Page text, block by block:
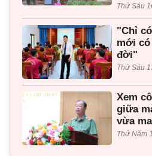
Thứ Sáu
"Chỉ
mới
đời"
Thứ Sáu
Xem
giữa
vừa
Thứ Năm